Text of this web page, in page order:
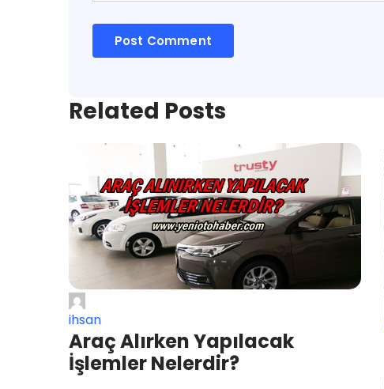
Related Posts
ihsan
Araç Alırken Yapılacak
İşlemler Nelerdir?